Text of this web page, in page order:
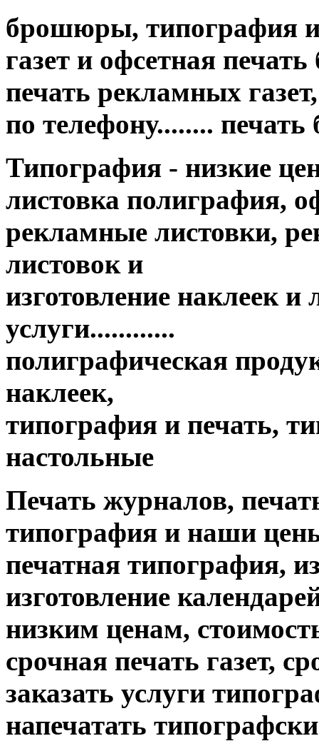
брошюры, типография
газет и офсетная
печать рекламных
по телефону........
Типография - низкие
листовка полиграфия,
рекламные листовки,
листовок и
изготовление наклеек
услуги............
полиграфическая
наклеек,
типография и печать,
настольные
Печать журналов,
типография и наши
печатная типография,
изготовление
низким ценам,
срочная печать газет,
заказать услуги
напечатать